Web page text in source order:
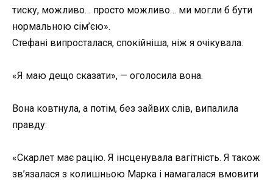
тиску, можливо… просто можливо… ми могли б бути
нормальною сім’єю».
Стефані випросталася, спокійніша, ніж я очікувала.
«Я маю дещо сказати», — оголосила вона.
Вона ковтнула, а потім, без зайвих слів, випалила
правду:
«Скарлет має рацію. Я інсценувала вагітність. Я також
зв’язалася з колишньою Марка і намагалася вмовити